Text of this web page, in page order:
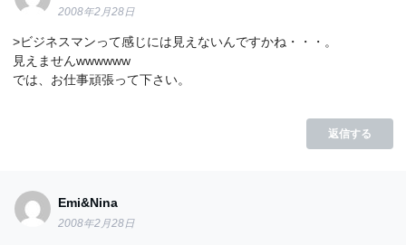
2008年2月28日
>ビジネスマンって感じには見えないんですかね・・・。
見えませんwwwwww
では、お仕事頑張って下さい。
返信する
Emi&Nina
2008年2月28日